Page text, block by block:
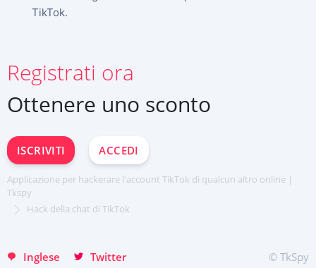
TikTok.
Registrati ora
Ottenere uno sconto
ISCRIVITI ACCEDI
Applicazione per hackerare l'account TikTok di qualcun altro online |
Tkspy
Hack della chat di TikTok
Inglese
Deutsch
Español
Français
日本
Хинди हिन्दी
English
Twitter © TkSpy